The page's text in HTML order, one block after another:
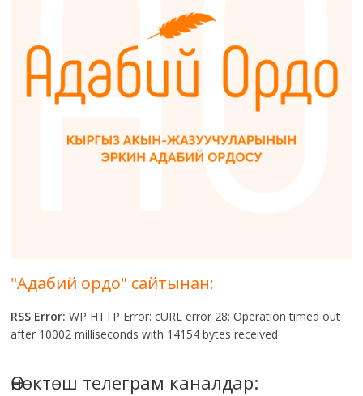
"Адабий ордо" сайтынан:
RSS Error: WP HTTP Error: cURL error 28: Operation timed out
after 10002 milliseconds with 14154 bytes received
Өнөктөш телеграм каналдар: